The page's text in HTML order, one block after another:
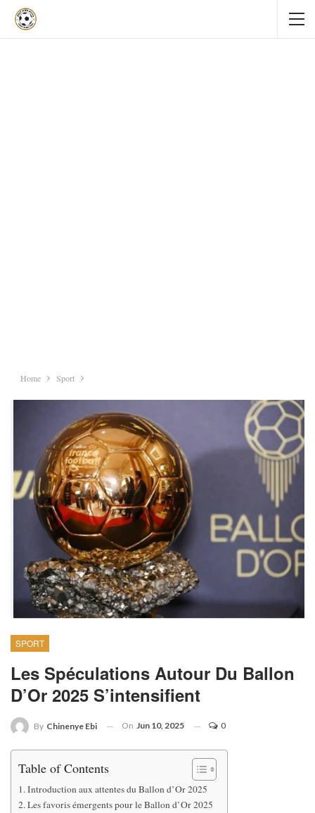
Home Sport
SPORT
Les Spéculations Autour Du Ballon
D’Or 2025 S’intensifient
By Chinenye Ebi On Jun 10, 2025 0
Table of Contents
Introduction aux attentes du Ballon d’Or 2025
Les favoris émergents pour le Ballon d’Or 2025